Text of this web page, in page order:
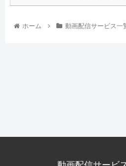
ホーム 動画配信サービス一